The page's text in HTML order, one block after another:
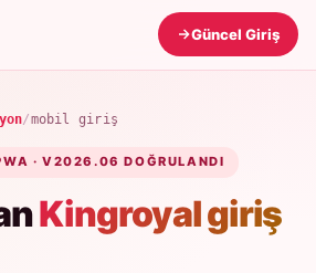
Güncel Giriş
/mobil giriş
· V2026.06 DOĞRULANDI
Kingroyal giriş